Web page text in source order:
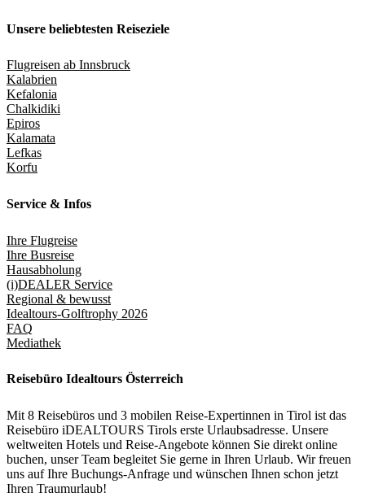
Unsere beliebtesten Reiseziele
Flugreisen ab Innsbruck
Kalabrien
Kefalonia
Chalkidiki
Epiros
Kalamata
Lefkas
Korfu
Service & Infos
Ihre Flugreise
Ihre Busreise
Hausabholung
(i)DEALER Service
Regional & bewusst
Idealtours-Golftrophy 2026
FAQ
Mediathek
Reisebüro Idealtours Österreich
Mit 8 Reisebüros und 3 mobilen Reise-Expertinnen in Tirol ist das
Reisebüro iDEALTOURS Tirols erste Urlaubsadresse. Unsere
weltweiten Hotels und Reise-Angebote können Sie direkt online
buchen, unser Team begleitet Sie gerne in Ihren Urlaub. Wir freuen
uns auf Ihre Buchungs-Anfrage und wünschen Ihnen schon jetzt
Ihren Traumurlaub!